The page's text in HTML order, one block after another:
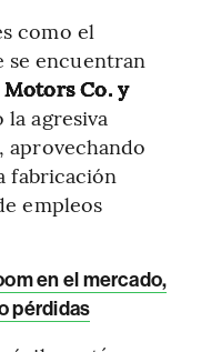
como el
se encuentran
Co. y
agresiva
fabricación
empleos
en el mercado,
pérdidas